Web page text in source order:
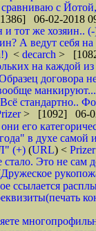
с
06-02-2018
тот же хозяин..
А ведут себя
< decarch >
на каждой из
договора
стандартно..
> [1092] 06-
его
в духе
(+) (URL) <
Это не сам
ссылается